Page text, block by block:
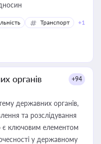
Транспорт +1
органів
+94
державних органів,
та розслідування
є ключовим елементом
у державному